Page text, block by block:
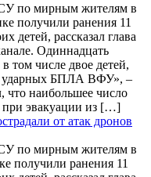
по мирным жителям в
получили ранения 11
детей, рассказал глава
Одиннадцать
том числе двое детей,
ударных БПЛА ВФУ», –
наибольшее число
при эвакуации из […]
от атак дронов
по мирным жителям в
получили ранения 11